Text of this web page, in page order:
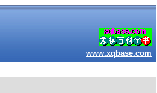
www.xqbase.com